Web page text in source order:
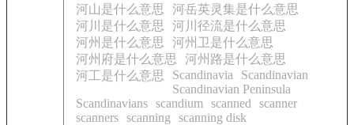
河山是什么意思
河岳英灵集是什么意思
河川是什么意思
河川径流是什么意思
河州是什么意思
河州卫是什么意思
河州府是什么意思
河州路是什么意思
河工是什么意思
Scandinavia
Scandinavian
Scandinavian Peninsula
Scandinavians scandium scanned
scanner
scanners scanning scanning disk